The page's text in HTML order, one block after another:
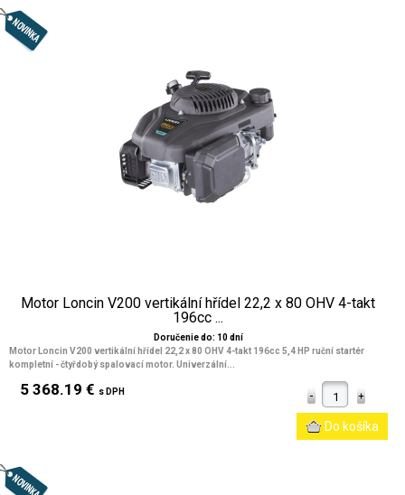
Motor Loncin V200 vertikální hřídel 22,2 x 80 OHV 4-takt
196cc ...
Doručenie do: 10 dní
Motor Loncin V200 vertikální hřídel 22,2 x 80 OHV 4-takt 196cc 5,4 HP ruční startér
kompletní - čtyřdobý spalovací motor. Univerzální...
5 368.19 € s DPH